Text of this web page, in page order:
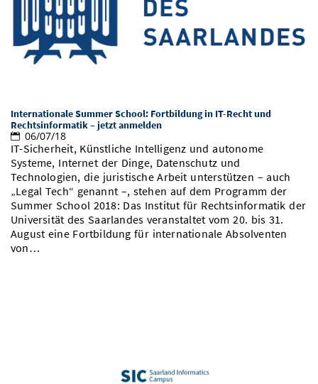
Vom Studium in den Beruf
Study Scheduler
Bibliothek
Open Science/Open Access
Start-ups
IT-Themenabend
Ranking
Zahlen & Fakten
Preise, Auszeichnungen und Förderungen
Kontakt
SIC Podcast
Anfahrt
AnsprechpartnerInnen, Personen, Forschungsgruppen
Alumni
Internationale Summer School: Fortbildung in IT-Recht und
Rechtsinformatik – jetzt anmelden
06/07/18
IT-Sicherheit, Künstliche Intelligenz und autonome
Systeme, Internet der Dinge, Datenschutz und
Technologien, die juristische Arbeit unterstützen – auch
„Legal Tech“ genannt –, stehen auf dem Programm der
Summer School 2018: Das Institut für Rechtsinformatik der
Universität des Saarlandes veranstaltet vom 20. bis 31.
August eine Fortbildung für internationale Absolventen
von…